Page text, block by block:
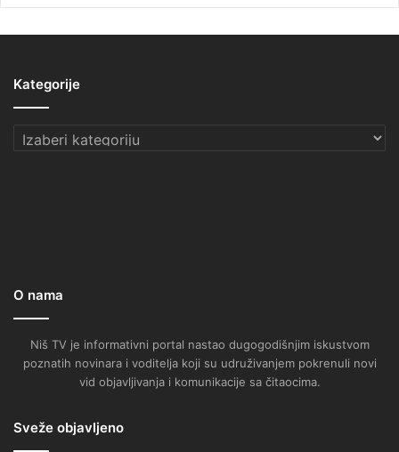
Kategorije
Kategorije
O nama
Niš TV je informativni portal nastao dugogodišnjim iskustvom
poznatih novinara i voditelja koji su udruživanjem pokrenuli novi
vid objavljivanja i komunikacije sa čitaocima.
Sveže objavljeno